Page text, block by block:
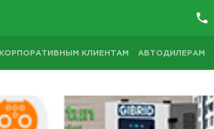
КОРПОРАТИВНЫМ КЛИЕНТАМ АВТОДИЛЕРАМ